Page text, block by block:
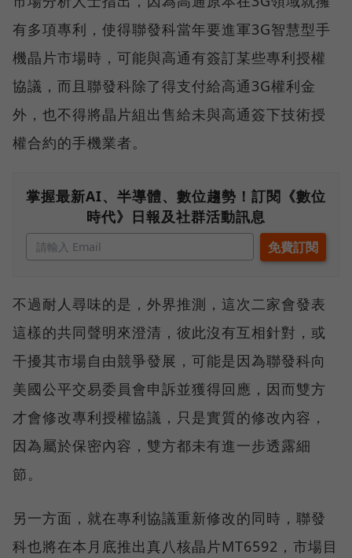
有多項專利，使得聯發科當年要進軍3G智慧型手
機晶片市場時，可能與高通有簽訂某些專利授權
協議，而且聯發科除了得支付給高通3G權利金
外，也不得將晶片組出售給未與高通簽下技術授
權合約的手機業者。
掌握最新AI、半導體、數位趨勢！訂閱《數位
時代》日報及社群活動訊息
不過耐人尋味的是，外界推測，這次二家會發表
這樣的共同聲明來澄清，彼此沒有互相針對，或
干擾其市場自由競爭發展，可能是因為聯發科向
美國公平交易委員會申訴並獲得回應，因而雙方
才會修改專利授權協議，只是實質的修改內容，
因為屬於保密內容，雙方都未有進一步透露細
節。
另一方面，就在專利協議重新修改的同時，聯發
科也將在本月底推出真八核晶片MT6592，市場目